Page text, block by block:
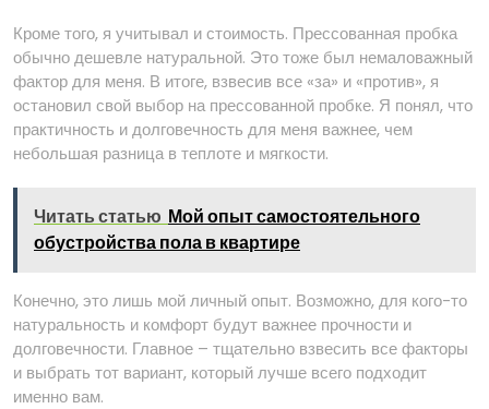
Кроме того, я учитывал и стоимость. Прессованная пробка
обычно дешевле натуральной. Это тоже был немаловажный
фактор для меня. В итоге, взвесив все «за» и «против», я
остановил свой выбор на прессованной пробке. Я понял, что
практичность и долговечность для меня важнее, чем
небольшая разница в теплоте и мягкости.
Читать статью Мой опыт самостоятельного
обустройства пола в квартире
Конечно, это лишь мой личный опыт. Возможно, для кого-то
натуральность и комфорт будут важнее прочности и
долговечности. Главное – тщательно взвесить все факторы
и выбрать тот вариант, который лучше всего подходит
именно вам.